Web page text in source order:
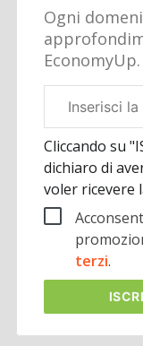
Ogni
EconomyUp.
aziendale
Cliccando su
dichiaro di
voler ricevere
terzi.